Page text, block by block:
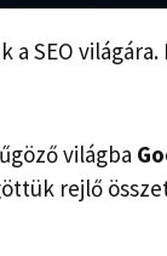
SEO világára.
világba
rejlő